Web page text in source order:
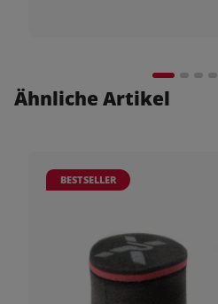
Ähnliche Artikel
BESTSELLER